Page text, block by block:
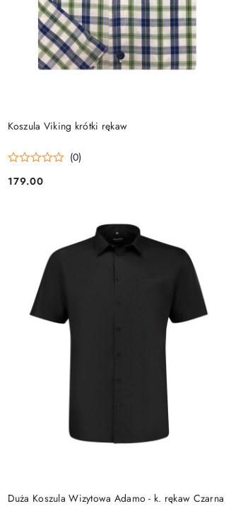
Koszula Viking krótki rękaw
(0)
Cena:
179.00
DO KOSZYKA
Duża Koszula Wizytowa Adamo - k. rękaw Czarna
DO KOSZYKA